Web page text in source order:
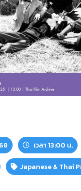
เวลา 13:00 น.
Japanese & Thai